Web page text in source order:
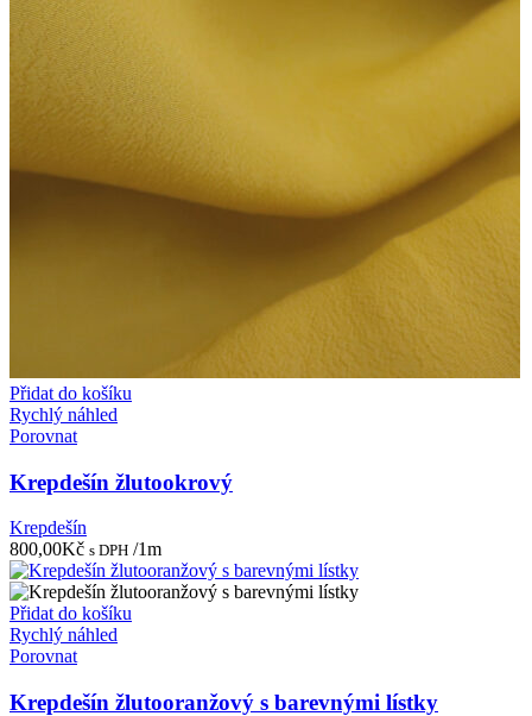
Přidat do košíku
Rychlý náhled
Porovnat
Krepdešín žlutookrový
Krepdešín
800,00Kč s DPH /1m
Přidat do košíku
Rychlý náhled
Porovnat
Krepdešín žlutooranžový s barevnými lístky